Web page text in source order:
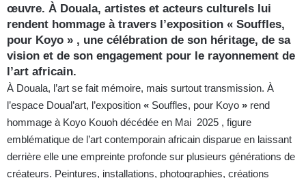
œuvre. À Douala, artistes et acteurs culturels lui
rendent hommage à travers l’exposition « Souffles,
pour Koyo » , une célébration de son héritage, de sa
vision et de son engagement pour le rayonnement de
l’art africain.
À Douala, l’art se fait mémoire, mais surtout transmission. À
l’espace Doual’art, l’exposition « Souffles, pour Koyo » rend
hommage à Koyo Kouoh décédée en Mai 2025 , figure
emblématique de l’art contemporain africain disparue en laissant
derrière elle une empreinte profonde sur plusieurs générations de
créateurs. Peintures, installations, photographies, créations